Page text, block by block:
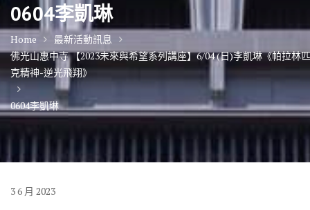
0604李凱琳
Home
最新活動訊息
佛光山惠中寺 【2023未來與希望系列講座】6/04 (日)李凱琳《帕拉林匹
克精神-逆光飛翔》
0604李凱琳
36 月 2023